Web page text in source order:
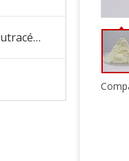
Aditivos alimentarios y nutracéuticos